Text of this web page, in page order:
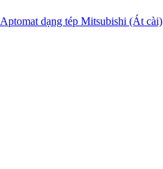
dạng tép Mitsubishi (Át cài)